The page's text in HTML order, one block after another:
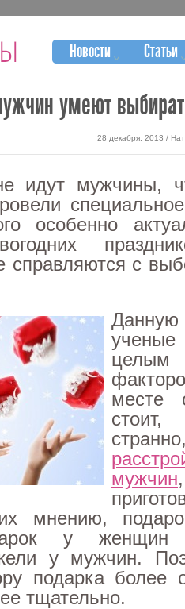
Новости Статьи
умеют
28 декабря, 2013 /
идут мужчины,
особенно
справляются с
месте
мужчин
мнению,
у
у мужчин.
подарка более
тщательно.